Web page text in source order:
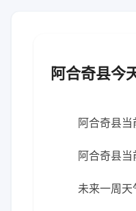
阿合奇县今
阿合奇县当
阿合奇县
未来一周